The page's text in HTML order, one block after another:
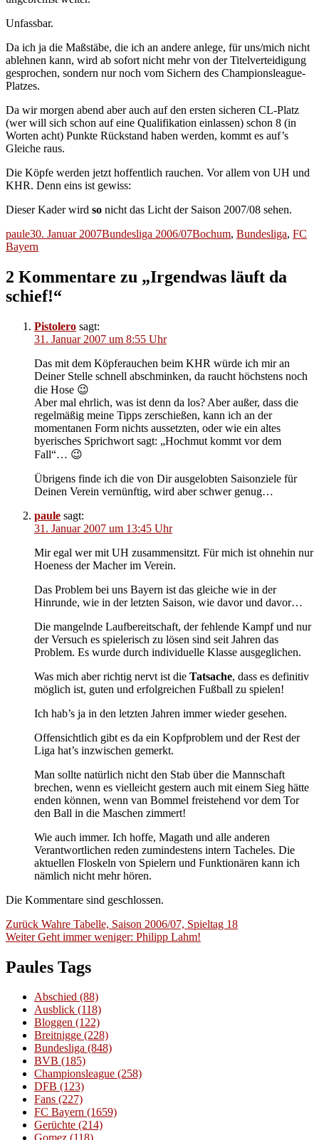
Unfassbar.
Da ich ja die Maßstäbe, die ich an andere anlege, für uns/mich nicht
ablehnen kann, wird ab sofort nicht mehr von der Titelverteidigung
gesprochen, sondern nur noch vom Sichern des Championsleague-
Platzes.
Da wir morgen abend aber auch auf den ersten sicheren CL-Platz
(wer will sich schon auf eine Qualifikation einlassen) schon 8 (in
Worten acht) Punkte Rückstand haben werden, kommt es auf’s
Gleiche raus.
Die Köpfe werden jetzt hoffentlich rauchen. Vor allem von UH und
KHR. Denn eins ist gewiss:
Dieser Kader wird so nicht das Licht der Saison 2007/08 sehen.
Autor
pauleVeröffentlicht
am
30. Januar 2007Kategorien
Bundesliga 2006/07Schlagwörter
Bochum, Bundesliga, FC
Bayern
2 Kommentare zu „Irgendwas läuft da
schief!“
Pistolero sagt:
31. Januar 2007 um 8:55 Uhr
Das mit dem Köpferauchen beim KHR würde ich mir an
Deiner Stelle schnell abschminken, da raucht höchstens noch
die Hose 😉
Aber mal ehrlich, was ist denn da los? Aber außer, dass die
regelmäßig meine Tipps zerschießen, kann ich an der
momentanen Form nichts aussetzten, oder wie ein altes
byerisches Sprichwort sagt: „Hochmut kommt vor dem
Fall“… 😉
Übrigens finde ich die von Dir ausgelobten Saisonziele für
Deinen Verein vernünftig, wird aber schwer genug…
paule sagt:
31. Januar 2007 um 13:45 Uhr
Mir egal wer mit UH zusammensitzt. Für mich ist ohnehin nur
Hoeness der Macher im Verein.
Das Problem bei uns Bayern ist das gleiche wie in der
Hinrunde, wie in der letzten Saison, wie davor und davor…
Die mangelnde Laufbereitschaft, der fehlende Kampf und nur
der Versuch es spielerisch zu lösen sind seit Jahren das
Problem. Es wurde durch individuelle Klasse ausgeglichen.
Was mich aber richtig nervt ist die Tatsache, dass es definitiv
möglich ist, guten und erfolgreichen Fußball zu spielen!
Ich hab’s ja in den letzten Jahren immer wieder gesehen.
Offensichtlich gibt es da ein Kopfproblem und der Rest der
Liga hat’s inzwischen gemerkt.
Man sollte natürlich nicht den Stab über die Mannschaft
brechen, wenn es vielleicht gestern auch mit einem Sieg hätte
enden können, wenn van Bommel freistehend vor dem Tor
den Ball in die Maschen zimmert!
Wie auch immer. Ich hoffe, Magath und alle anderen
Verantwortlichen reden zumindestens intern Tacheles. Die
aktuellen Floskeln von Spielern und Funktionären kann ich
nämlich nicht mehr hören.
Die Kommentare sind geschlossen.
Beitragsnavigation
Zurück Vorheriger
Beitrag:
Wahre Tabelle, Saison 2006/07, Spieltag 18
Weiter Nächster
Geht immer weniger: Philipp Lahm!
Paules Tags
Abschied (88)
Ausblick (118)
Bloggen (122)
Breitnigge (228)
Bundesliga (848)
BVB (185)
Championsleague (258)
DFB (123)
Fans (227)
FC Bayern (1659)
Gerüchte (214)